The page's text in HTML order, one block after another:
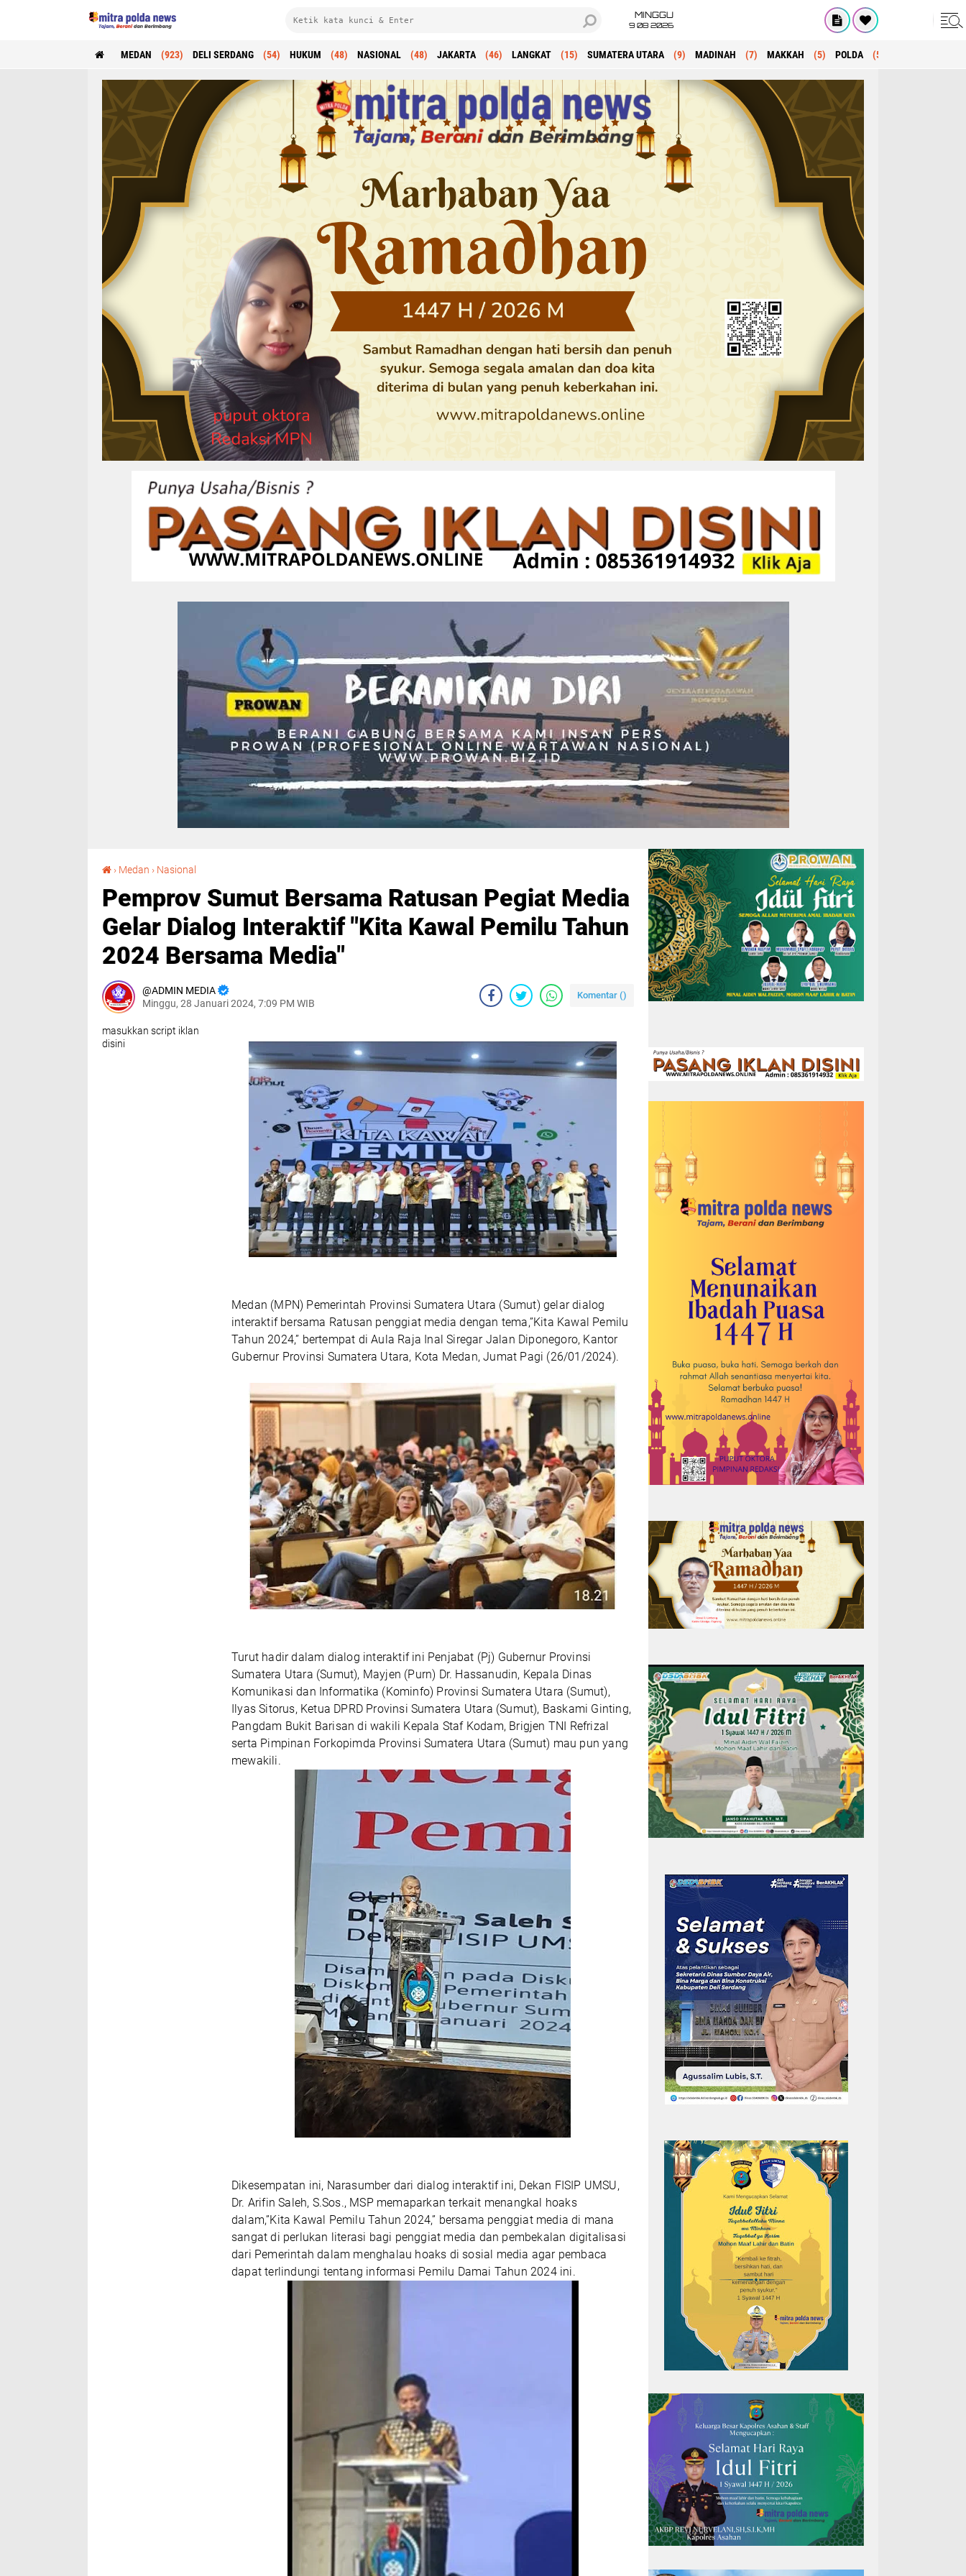
MINGGU
9 08 2026
MEDAN (923) DELI SERDANG (54) HUKUM (48) NASIONAL (48) JAKARTA (46) LANGKAT (15) SUMATERA UTARA (9) MADINAH (7) MAKKAH (5) POLDA (5)
› Medan › Nasional
Pemprov Sumut Bersama Ratusan Pegiat Media
Gelar Dialog Interaktif "Kita Kawal Pemilu Tahun
2024 Bersama Media"
ADMIN MEDIA
Minggu, 28 Januari 2024, 7:09 PM WIB
Komentar ()
masukkan script iklan
disini
Medan (MPN) Pemerintah Provinsi Sumatera Utara (Sumut) gelar dialog
interaktif bersama Ratusan penggiat media dengan tema,”Kita Kawal Pemilu
Tahun 2024,” bertempat di Aula Raja Inal Siregar Jalan Diponegoro, Kantor
Gubernur Provinsi Sumatera Utara, Kota Medan, Jumat Pagi (26/01/2024).
Turut hadir dalam dialog interaktif ini Penjabat (Pj) Gubernur Provinsi
Sumatera Utara (Sumut), Mayjen (Purn) Dr. Hassanudin, Kepala Dinas
Komunikasi dan Informatika (Kominfo) Provinsi Sumatera Utara (Sumut),
Ilyas Sitorus, Ketua DPRD Provinsi Sumatera Utara (Sumut), Baskami Ginting,
Pangdam Bukit Barisan di wakili Kepala Staf Kodam, Brigjen TNI Refrizal
serta Pimpinan Forkopimda Provinsi Sumatera Utara (Sumut) mau pun yang
mewakili.
Dikesempatan ini, Narasumber dari dialog interaktif ini, Dekan FISIP UMSU,
Dr. Arifin Saleh, S.Sos., MSP memaparkan terkait menangkal hoaks
dalam,”Kita Kawal Pemilu Tahun 2024,” bersama penggiat media di mana
sangat di perlukan literasi bagi penggiat media dan pembekalan digitalisasi
dari Pemerintah dalam menghalau hoaks di sosial media agar pembaca
dapat terlindungi tentang informasi Pemilu Damai Tahun 2024 ini.